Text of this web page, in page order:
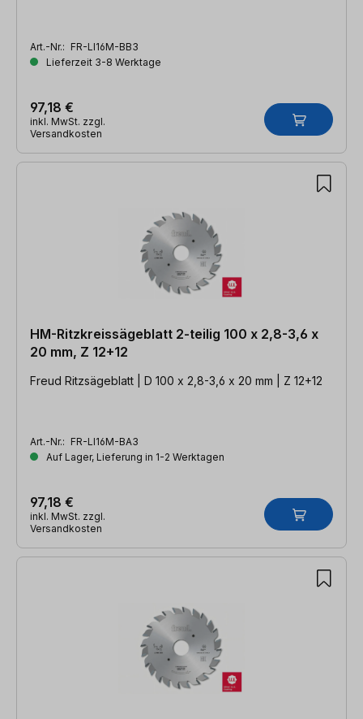
Art.-Nr.: FR-LI16M-BB3
Lieferzeit 3-8 Werktage
97,18 €
inkl. MwSt. zzgl.
Versandkosten
HM-Ritzkreissägeblatt 2-teilig 100 x 2,8-3,6 x
20 mm, Z 12+12
Freud Ritzsägeblatt | D 100 x 2,8-3,6 x 20 mm | Z 12+12
Art.-Nr.: FR-LI16M-BA3
Auf Lager, Lieferung in 1-2 Werktagen
97,18 €
inkl. MwSt. zzgl.
Versandkosten